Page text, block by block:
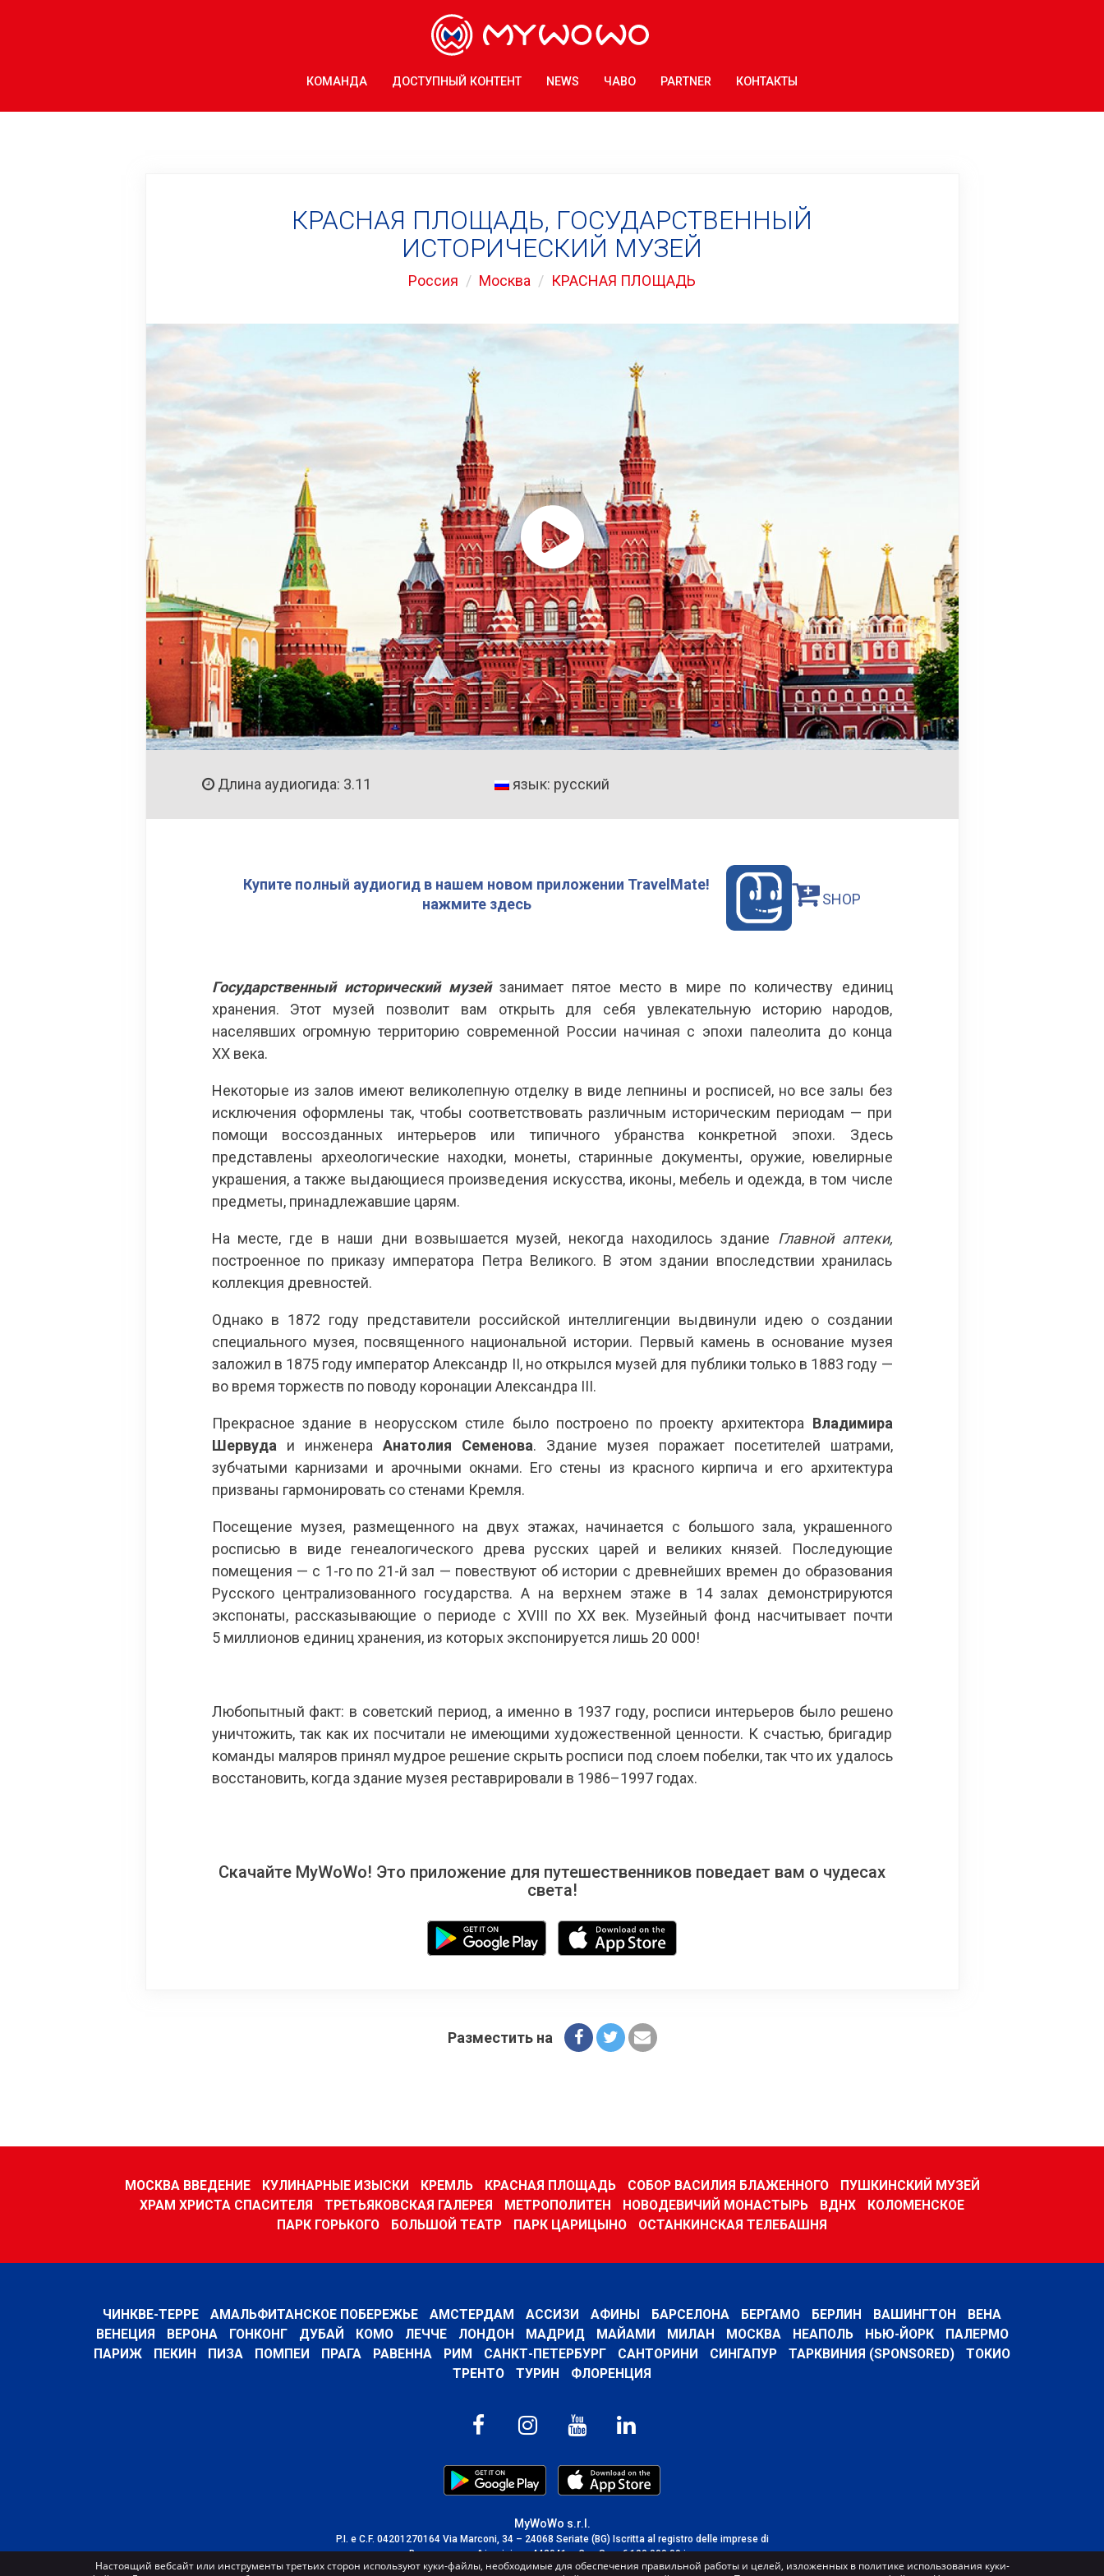
КОМАНДА ДОСТУПНЫЙ КОНТЕНТ NEWS ЧАВО PARTNER КОНТАКТЫ
КРАСНАЯ ПЛОЩАДЬ, ГОСУДАРСТВЕННЫЙ
ИСТОРИЧЕСКИЙ МУЗЕЙ
Россия Москва КРАСНАЯ ПЛОЩАДЬ
Длина аудиогида: 3.11 язык: русский
Купите полный аудиогид в нашем новом приложении TravelMate!
нажмите здесь
SHOP
Государственный исторический музейзанимает пятое место в мире по количеству единиц
хранения. Этот музей позволит вам открыть для себя увлекательную историю народов,
населявших огромную территорию современной России начиная с эпохи палеолита до конца
XX века.
Некоторые из залов имеют великолепную отделку в виде лепнины и росписей, но все залы без
исключения оформлены так, чтобы соответствовать различным историческим периодам — при
помощи воссозданных интерьеров или типичного убранства конкретной эпохи. Здесь
представлены археологические находки, монеты, старинные документы, оружие, ювелирные
украшения, а также выдающиеся произведения искусства, иконы, мебель и одежда, в том числе
предметы, принадлежавшие царям.
На месте, где в наши дни возвышается музей, некогда находилось здание Главной аптеки,
построенное по приказу императора Петра Великого. В этом здании впоследствии хранилась
коллекция древностей.
Однако в 1872 году представители российской интеллигенции выдвинули идею о создании
специального музея, посвященного национальной истории. Первый камень в основание музея
заложил в 1875 году император Александр II, но открылся музей для публики только в 1883 году —
во время торжеств по поводу коронации Александра III.
Прекрасное здание в неорусском стиле было построено по проекту архитектора Владимира
Шервуда и инженера Анатолия Семенова. Здание музея поражает посетителей шатрами,
зубчатыми карнизами и арочными окнами. Его стены из красного кирпича и его архитектура
призваны гармонировать со стенами Кремля.
Посещение музея, размещенного на двух этажах, начинается с большого зала, украшенного
росписью в виде генеалогического древа русских царей и великих князей. Последующие
помещения — с 1-го по 21-й зал — повествуют об истории с древнейших времен до образования
Русского централизованного государства. А на верхнем этаже в 14 залах демонстрируются
экспонаты, рассказывающие о периоде с XVIII по XX век. Музейный фонд насчитывает почти
5 миллионов единиц хранения, из которых экспонируется лишь 20 000!
Любопытный факт: в советский период, а именно в 1937 году, росписи интерьеров было решено
уничтожить, так как их посчитали не имеющими художественной ценности. К счастью, бригадир
команды маляров принял мудрое решение скрыть росписи под слоем побелки, так что их удалось
восстановить, когда здание музея реставрировали в 1986–1997 годах.
Скачайте MyWoWo! Это приложение для путешественников поведает вам о чудесах
света!
Разместить на
МОСКВА ВВЕДЕНИЕ КУЛИНАРНЫЕ ИЗЫСКИ КРЕМЛЬ КРАСНАЯ ПЛОЩАДЬ СОБОР ВАСИЛИЯ БЛАЖЕННОГО
ПУШКИНСКИЙ МУЗЕЙ
ХРАМ ХРИСТА СПАСИТЕЛЯ
ТРЕТЬЯКОВСКАЯ ГАЛЕРЕЯ МЕТРОПОЛИТЕН НОВОДЕВИЧИЙ МОНАСТЫРЬ ВДНХ
КОЛОМЕНСКОЕ
ПАРК ГОРЬКОГО
БОЛЬШОЙ ТЕАТР ПАРК ЦАРИЦЫНО ОСТАНКИНСКАЯ ТЕЛЕБАШНЯ
ЧИНКВЕ-ТЕРРЕ АМАЛЬФИТАНСКОЕ ПОБЕРЕЖЬЕ АМСТЕРДАМ АССИЗИ АФИНЫ БАРСЕЛОНА БЕРГАМО БЕРЛИН ВАШИНГТОН
ВЕНА
ВЕНЕЦИЯ
ВЕРОНА ГОНКОНГ ДУБАЙ КОМО ЛЕЧЧЕ ЛОНДОН МАДРИД МАЙАМИ МИЛАН МОСКВА НЕАПОЛЬ НЬЮ-ЙОРК
ПАЛЕРМО
ПАРИЖ
ПЕКИН ПИЗА ПОМПЕИ ПРАГА РАВЕННА РИМ САНКТ-ПЕТЕРБУРГ САНТОРИНИ СИНГАПУР ТАРКВИНИЯ (SPONSORED)
ТОКИО
ТРЕНТО
ТУРИН ФЛОРЕНЦИЯ
MyWoWo s.r.l.
P.I. e C.F. 04201270164 Via Marconi, 34 – 24068 Seriate (BG) Iscritta al registro delle imprese di
Bergamo con n° iscrizione 443941 – Cap.Soc. € 100.000,00 i.v.
TERMS AND CONDITIONS-CREDITS
Настоящий вебсайт или инструменты третьих сторон используют куки-файлы, необходимые для обеспечения правильной работы и целей, изложенных в политике использования куки-